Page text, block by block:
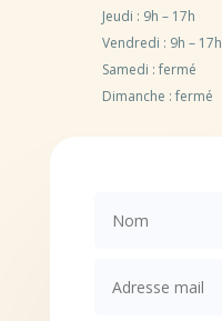
Jeudi : 9h – 17h
Vendredi : 9h – 17h
Samedi : fermé
Dimanche : fermé